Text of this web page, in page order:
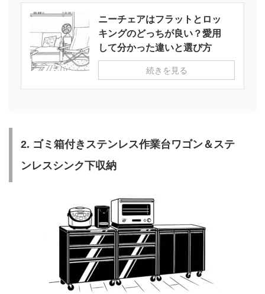
ニーチェアはフラットとロッ
キングのどっちが良い？愛用
して分かった違いと選び方
続きを見る
2. ゴミ箱付きステンレス作業台ワゴン＆ステ
ンレスシンク下収納